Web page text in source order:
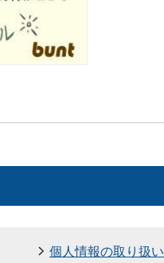
個人情報の取り扱い